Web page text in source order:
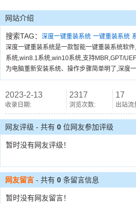
网站介绍
搜索TAG： 深度一键重装系统 一键重装系统
深度一键重装系统是一款智能一键重装系统软
系统,win8.1系统,win10系统,支持MBR,GPT/
为电脑重新安装系统、操作步骤简单明了,深度
2023-2-13
收录日期:
2317
浏览次数:
17
出站流
网友评级 - 共有 0 位网友参加评级
暂时没有网友评级！
网友留言 - 共有 0 条留言信息
暂时没有网友留言！